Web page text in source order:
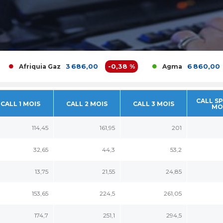
Gaz 3 686,00 -0,38 % Agma 6 860,00
CALL 1 MOIS CALL 2 MOIS CALL 3 MOIS
CALL
114,45 161,95 201
32,65 44,3 53,2
13,75 21,55 24,85
153,65 224,5 261,05
174,7 251,1 294,5